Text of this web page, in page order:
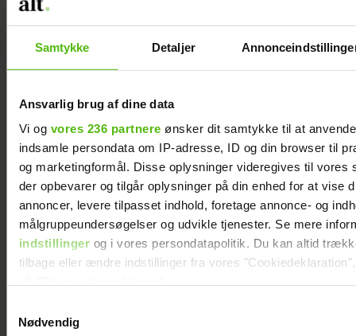
Samtykke Detaljer
Ansvarlig brug af dine data
Vi og vores 236 partnere ønsker dit samtykke til at
indsamle persondata om IP-adresse, ID og din browser til
og marketingformål. Disse oplysninger videregives til vores
der opbevarer og tilgår oplysninger på din enhed for at vise
annoncer, levere tilpasset indhold, foretage annonce- og
målgruppeundersøgelser og udvikle tjenester. Se mere
indstillingerog i vores persondatapolitik. Du kan altid
tilbage eller ændre indstillinger fra vores
Dine valg anvendes på hele websitet.
Nødvendig
Læs også:
WOW! Derfor blev denne
konkurrence forbudt i 'Robinson'
Alkymi
Lige inden vinteren ligger sin kolde hånd
på huden, lancerer Comfort Zone sin
natur) serie Sacred Nature. Serien er